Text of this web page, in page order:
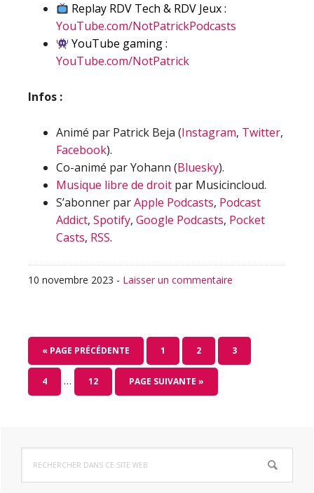
Replay RDV Tech & RDV Jeux :
YouTube.com/NotPatrickPodcasts
YouTube gaming :
YouTube.com/NotPatrick
Infos :
Animé par Patrick Beja (Instagram, Twitter,
Facebook).
Co-animé par Yohann (Bluesky).
Musique libre de droit par Musicincloud.
S’abonner parApple Podcasts, Podcast
Addict, Spotify, Google Podcasts, Pocket
Casts, RSS.
10 novembre 2023 - Laisser un commentaire
« ALLER
À
PAGE PRÉCÉDENTE PAGE
1 PAGE
2 PAGE
3
PAGE
4
Pages
provisoires
… PAGE
12
ALLER
À
PAGE SUIVANTE »
Barre
latérale
dans
ce